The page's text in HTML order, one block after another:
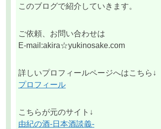
このブログで紹介していきます。
ご依頼、お問い合わせは
E-mail:akira☆yukinosake.com
詳しいプロフィールページへはこちら↓
プロフィール
こちらが元のサイト↓
由紀の酒-日本酒談義-